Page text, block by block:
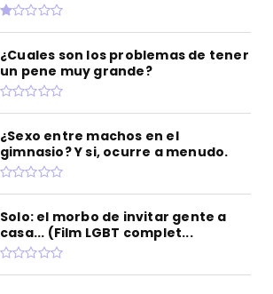
¿Cuales son los problemas de tener
un pene muy grande?
¿Sexo entre machos en el
gimnasio? Y si, ocurre a menudo.
Solo: el morbo de invitar gente a
casa... (Film LGBT complet...